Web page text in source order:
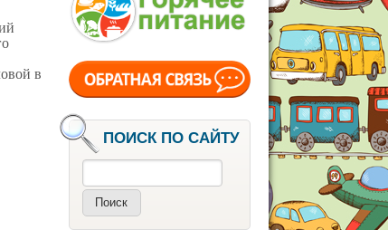
в
ПОИСК ПО САЙТУ